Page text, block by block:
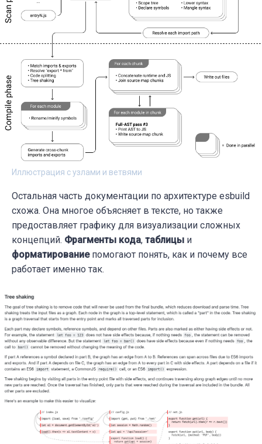
Иллюстрация с узлами и ветвями
Остальная часть документации по архитектуре esbuild
схожа. Она многое объясняет в тексте, но также
предоставляет графику для визуализации сложных
концепций. Фрагменты кода, таблицы и
форматированиепомогают понять, как и почему все
работает именно так.